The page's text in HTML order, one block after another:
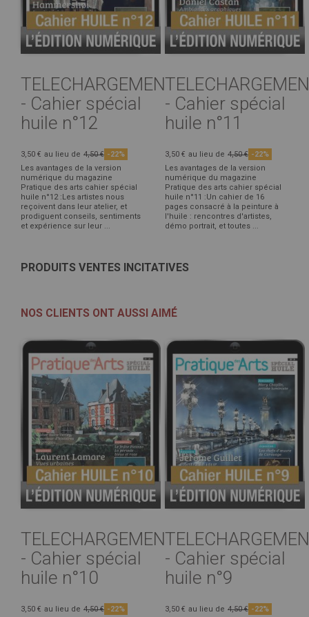
TELECHARGEMENT
- Cahier spécial
huile n°12
3,50 € au lieu de 4,50 € -22%
Les avantages de la version
numérique du magazine
Pratique des arts cahier spécial
huile n°12 :Les artistes nous
reçoivent dans leur atelier, et
prodiguent conseils, sentiments
et expérience sur leur ...
- Cahier spécial
huile n°11
3,50 € au lieu de 4,50 € -22%
Les avantages de la version
numérique du magazine
Pratique des arts cahier spécial
huile n°11 :Un cahier de 16
pages consacré à la peinture à
l'huile : rencontres d'artistes,
démo portrait, et toutes ...
PRODUITS VENTES INCITATIVES
NOS CLIENTS ONT AUSSI AIMÉ
TELECHARGEMENT
- Cahier spécial
huile n°10
3,50 € au lieu de 4,50 € -22%
- Cahier spécial
huile n°9
3,50 € au lieu de 4,50 € -22%